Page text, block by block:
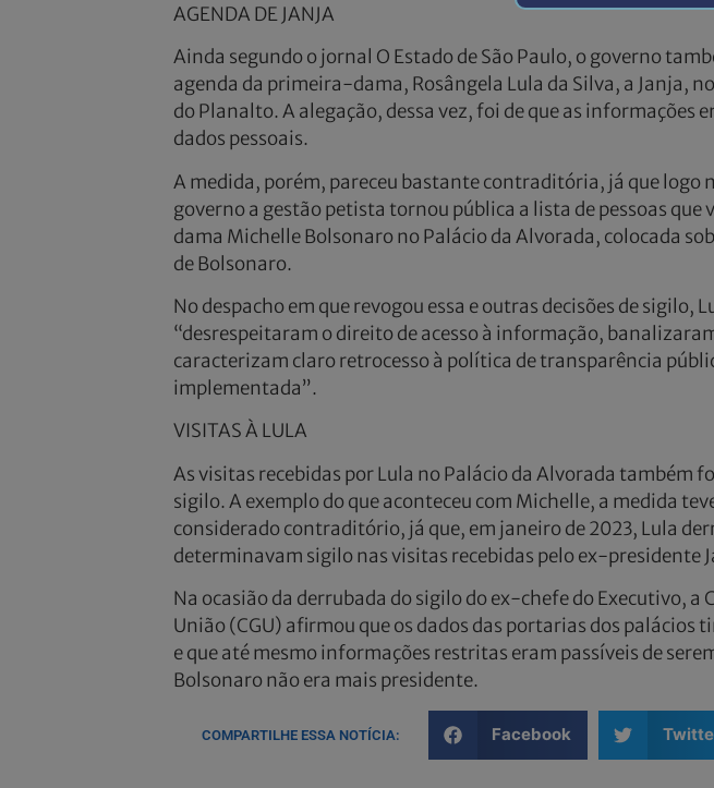
AGENDA DE JANJA
Ainda segundo o jornal O Estado de São Paulo, o governo
agenda da primeira-dama, Rosângela Lula da Silva, a Janja,
do Planalto. A alegação, dessa vez, foi de que as informações
dados pessoais.
A medida, porém, pareceu bastante contraditória, já que logo
governo a gestão petista tornou pública a lista de pessoas
dama Michelle Bolsonaro no Palácio da Alvorada, colocada
de Bolsonaro.
No despacho em que revogou essa e outras decisões de sigilo,
“desrespeitaram o direito de acesso à informação,
caracterizam claro retrocesso à política de transparência
implementada”.
VISITAS À LULA
As visitas recebidas por Lula no Palácio da Alvorada também
sigilo. A exemplo do que aconteceu com Michelle, a medida
considerado contraditório, já que, em janeiro de 2023, Lula
determinavam sigilo nas visitas recebidas pelo ex-presidente
Na ocasião da derrubada do sigilo do ex-chefe do Executivo,
União (CGU) afirmou que os dados das portarias dos palácios
e que até mesmo informações restritas eram passíveis de
Bolsonaro não era mais presidente.
COMPARTILHE ESSA NOTÍCIA: Facebook